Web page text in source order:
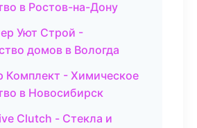
в Ростов-на-Дону
Уют Строй -
домов в Вологда
Комплект - Химическое
в Новосибирск
Clutch - Стекла и